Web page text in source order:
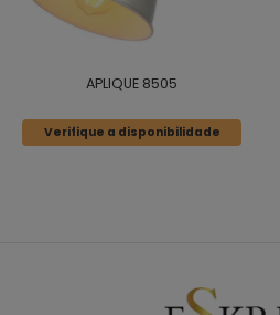
APLIQUE 8505
Verifique a disponibilidade